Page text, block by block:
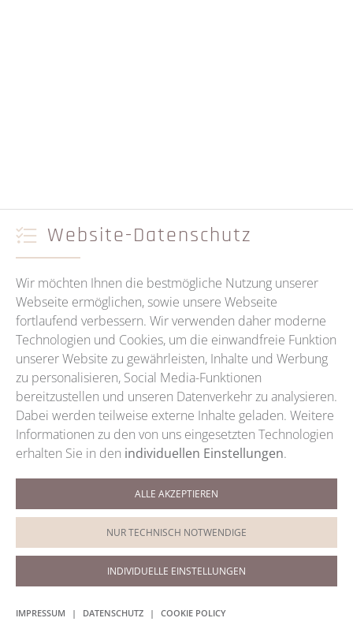
+49 (0)9921 5959
Termine / WhatsApp
0151 200 88028
Website-Datenschutz
Wir möchten Ihnen die bestmögliche Nutzung unserer
Webseite ermöglichen, sowie unsere Webseite
fortlaufend verbessern. Wir verwenden daher moderne
Technologien und Cookies, um die einwandfreie Funktion
unserer Website zu gewährleisten, Inhalte und Werbung
zu personalisieren, Social Media-Funktionen
bereitzustellen und unseren Datenverkehr zu analysieren.
Dabei werden teilweise externe Inhalte geladen. Weitere
Informationen zu den von uns eingesetzten Technologien
erhalten Sie in den individuellen Einstellungen.
ALLE AKZEPTIEREN
NUR TECHNISCH NOTWENDIGE
IMPRESSUM | DATENSCHUTZ | COOKIE POLICY
INDIVIDUELLE EINSTELLUNGEN